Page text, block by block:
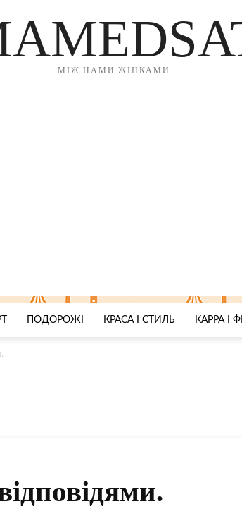
МІЖ НАМИ ЖІНКАМИ
ПОДОРОЖІ КРАСА І СТИЛЬ КАРРА І